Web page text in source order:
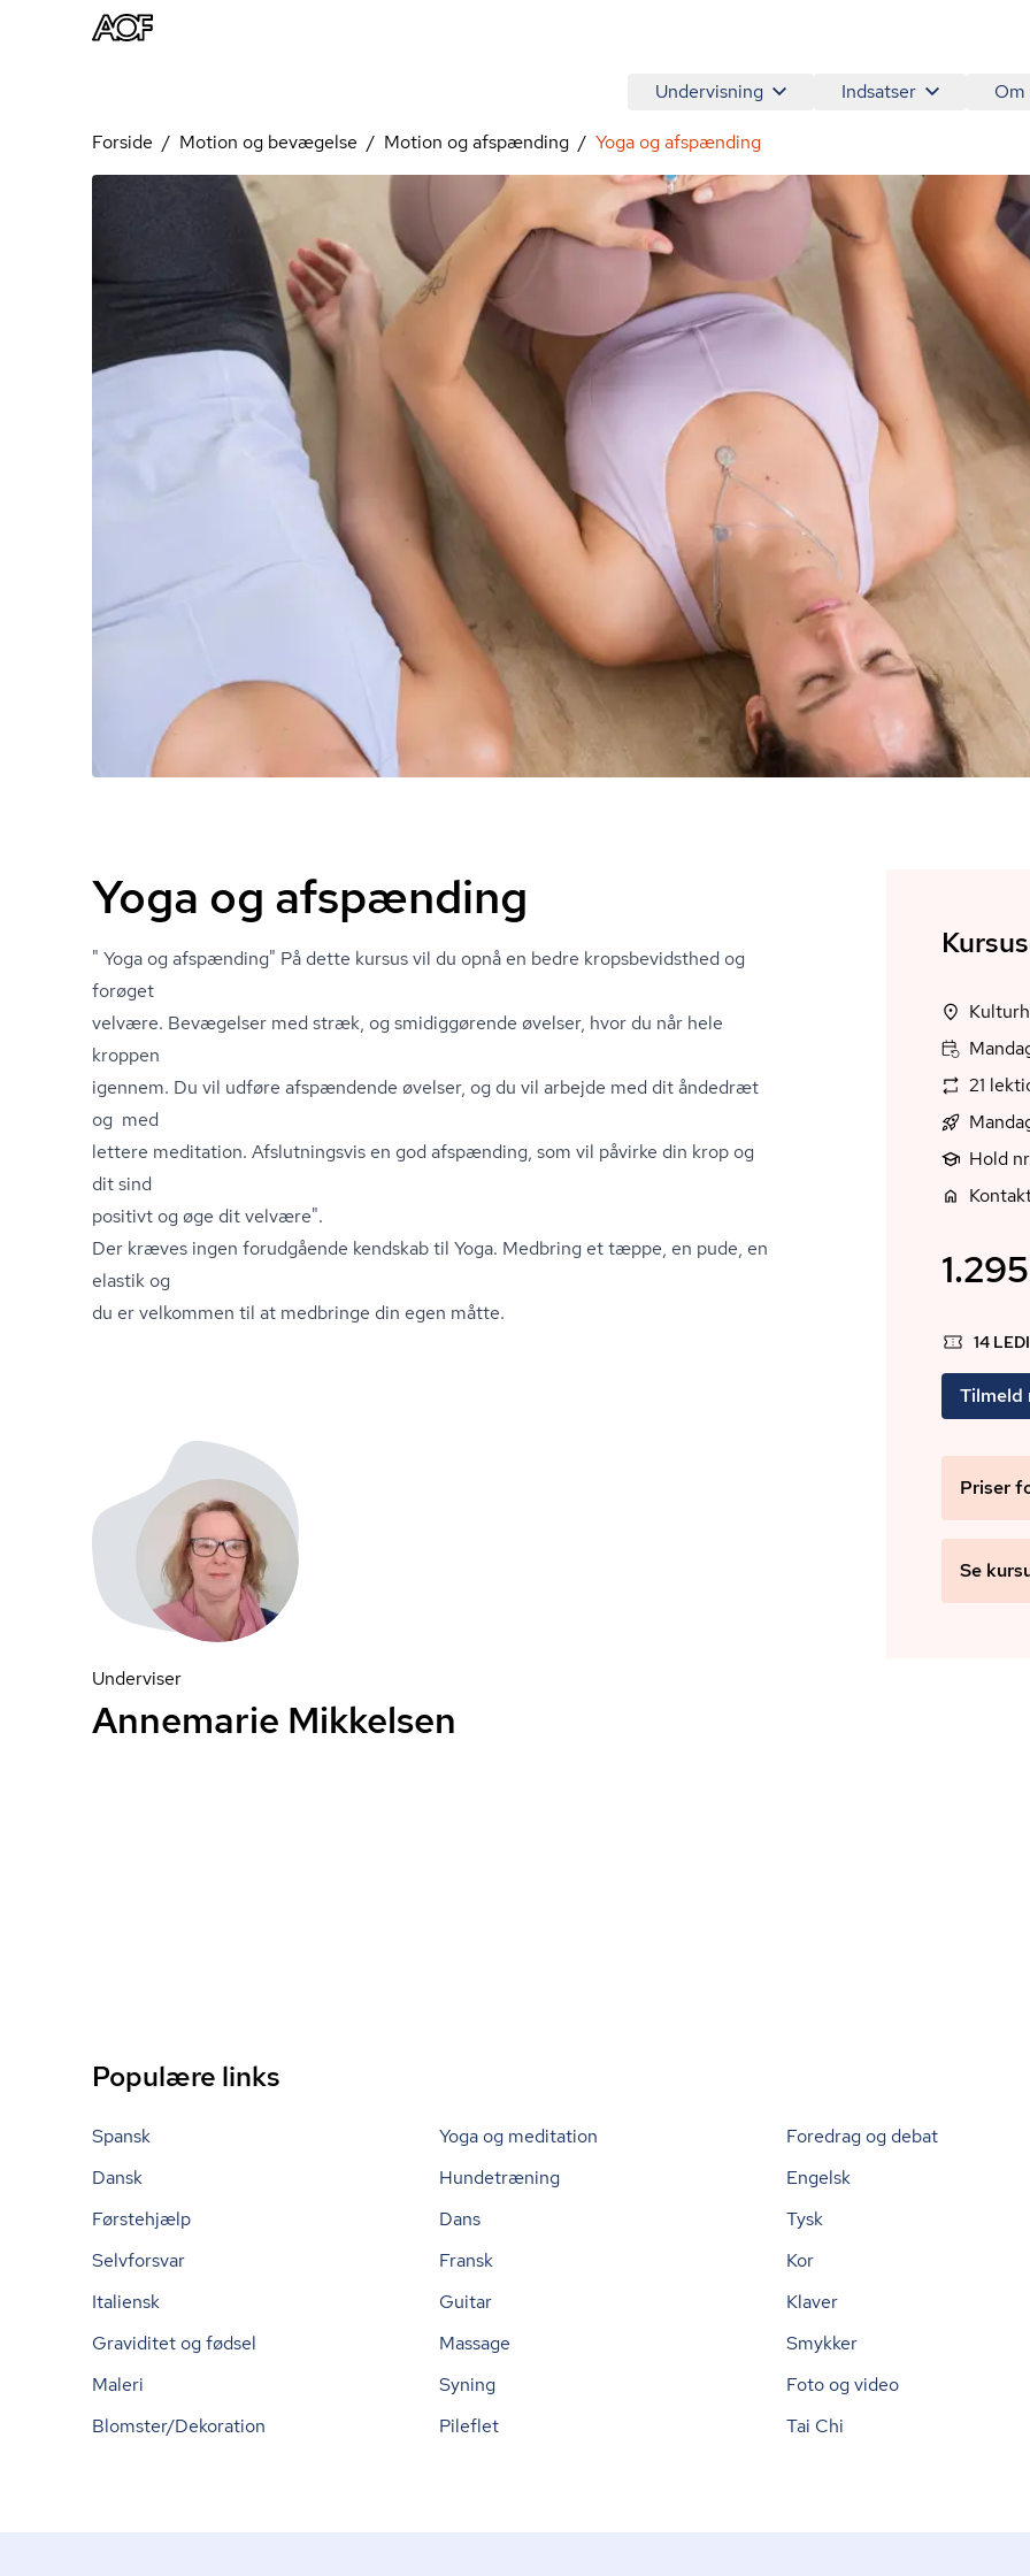
Undervisning Indsatser Om
Forside Motion og bevægelse Motion og afspænding Yoga og afspænding
Yoga og afspænding
" Yoga og afspænding" På dette kursus vil du opnå en bedre kro­ps­be­vidst­hed og
forøget
velvære. Bevægelser med stræk, og smidiggørende øvelser, hvor du når hele
kroppen
igennem. Du vil udføre afspændende øvelser, og du vil arbejde med dit åndedræt
og med
lettere meditation. Afslutningsvis en god afspænding, som vil påvirke din krop og
dit sind
positivt og øge dit velvære".
Der kræves ingen forudgående kendskab til Yoga. Medbring et tæppe, en pude, en
elastik og
du er velkommen til at medbringe din egen måtte.
21
Hold
14
Tilmeld
Priser
Se
Underviser
Annemarie Mikkelsen
Populære links
Spansk Yoga og meditation Foredrag og debat
Dansk
Hundetræning Engelsk
Førstehjælp
Dans Tysk
Selvforsvar
Fransk Kor
Italiensk
Guitar Klaver
Graviditet og fødsel
Massage Smykker
Maleri
Syning Foto og video
Blomster/Dekoration
Pileflet Tai Chi